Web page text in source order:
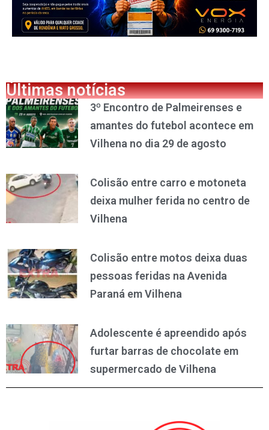
Últimas notícias
3º Encontro de Palmeirenses e
amantes do futebol acontece em
Vilhena no dia 29 de agosto
Colisão entre carro e motoneta
deixa mulher ferida no centro de
Vilhena
Colisão entre motos deixa duas
pessoas feridas na Avenida
Paraná em Vilhena
Adolescente é apreendido após
furtar barras de chocolate em
supermercado de Vilhena